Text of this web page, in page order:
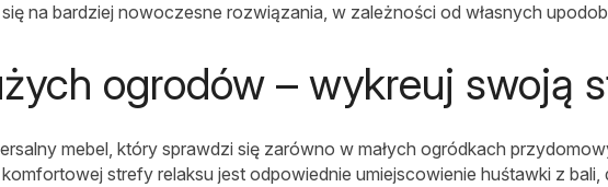
na bardziej nowoczesne rozwiązania, w zależności od własnych
ogrodów – wykreuj swoją
mebel, który sprawdzi się zarówno w małych ogródkach
strefy relaksu jest odpowiednie umiejscowienie huśtawki z